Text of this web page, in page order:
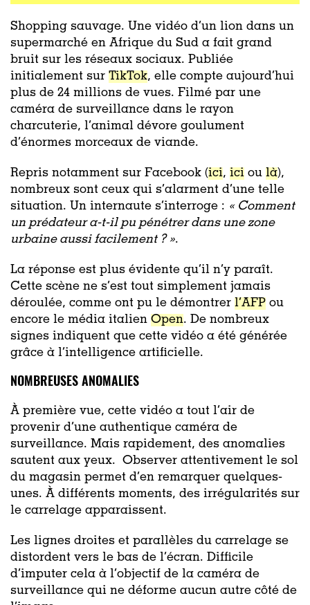
Shopping sauvage. Une vidéo d’un lion dans un
supermarché en Afrique du Sud a fait grand
bruit sur les réseaux sociaux. Publiée
initialement sur TikTok, elle compte aujourd’hui
plus de 24 millions de vues. Filmé par une
caméra de surveillance dans le rayon
charcuterie, l’animal dévore goulument
d’énormes morceaux de viande.
Repris notamment sur Facebook (ici, ici ou là),
nombreux sont ceux qui s’alarment d’une telle
situation. Un internaute s’interroge : « Comment
un prédateur a-t-il pu pénétrer dans une zone
urbaine aussi facilement ? ».
La réponse est plus évidente qu’il n’y paraît.
Cette scène ne s’est tout simplement jamais
déroulée, comme ont pu le démontrer l’AFP ou
encore le média italien Open. De nombreux
signes indiquent que cette vidéo a été générée
grâce à l’intelligence artificielle.
NOMBREUSES ANOMALIES
À première vue, cette vidéo a tout l’air de
provenir d’une authentique caméra de
surveillance. Mais rapidement, des anomalies
sautent aux yeux. Observer attentivement le sol
du magasin permet d’en remarquer quelques-
unes. À différents moments, des irrégularités sur
le carrelage apparaissent.
Les lignes droites et parallèles du carrelage se
distordent vers le bas de l’écran. Difficile
d’imputer cela à l’objectif de la caméra de
surveillance qui ne déforme aucun autre côté de